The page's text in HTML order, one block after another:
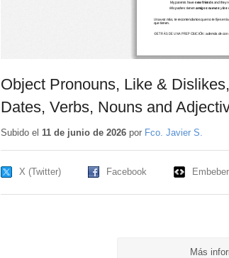
Object Pronouns, Like &
Dates, Verbs, Nouns and
Subido el 11 de junio de 2026por Fco. Javier S.
X (Twitter) Facebook Embeber
Más